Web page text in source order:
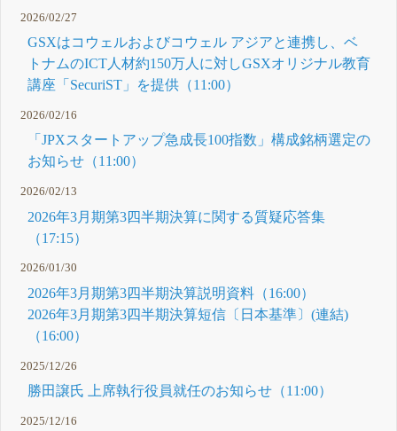
2026/02/27
GSXはコウェルおよびコウェル アジアと連携し、ベ
トナムのICT人材約150万人に対しGSXオリジナル教育
講座「SecuriST」を提供（11:00）
2026/02/16
「JPXスタートアップ急成長100指数」構成銘柄選定の
お知らせ（11:00）
2026/02/13
2026年3月期第3四半期決算に関する質疑応答集
（17:15）
2026/01/30
2026年3月期第3四半期決算説明資料（16:00）
2026年3月期第3四半期決算短信〔日本基準〕(連結)
（16:00）
2025/12/26
勝田譲氏 上席執行役員就任のお知らせ（11:00）
2025/12/16